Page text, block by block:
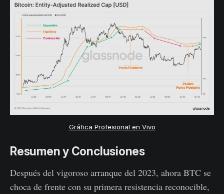
Gráfica Profesional en Vivo
Resumen y Conclusiones
Después del vigoroso arranque del 2023, ahora BTC se
choca de frente con su primera resistencia reconocible,